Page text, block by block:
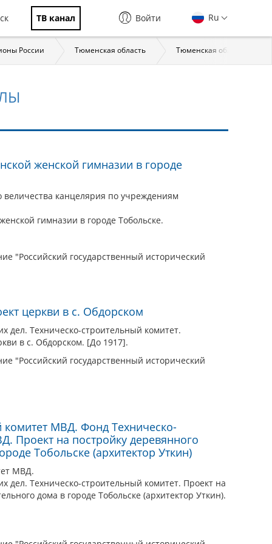
ТВ канал Ru
Войти
России Тюменская область Тюменская область:
женской гимназии в городе
величества канцелярия по учреждениям
гимназии в городе Тобольске.
"Российский государственный исторический
церкви в с. Обдорском
дел. Техническо-строительный комитет.
в с. Обдорском. [До 1917].
"Российский государственный исторический
комитет МВД. Фонд Техническо-
Проект на постройку деревянного
Тобольске (архитектор Уткин)
МВД.
дел. Техническо-строительный комитет. Проект на
дома в городе Тобольске (архитектор Уткин).